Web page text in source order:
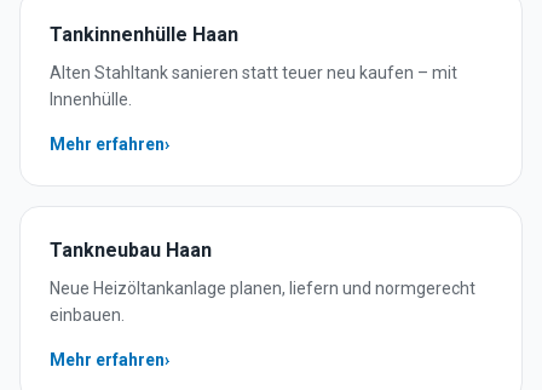
Tankinnenhülle Haan
Alten Stahltank sanieren statt teuer neu kaufen – mit
Innenhülle.
Mehr erfahren›
Tankneubau Haan
Neue Heizöltankanlage planen, liefern und normgerecht
einbauen.
Mehr erfahren›